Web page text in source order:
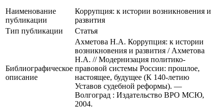
Наименование
публикации
Коррупция: к истории возникновения и
развития
Тип публикации
Статья
Библиографическое
описание
Ахметова Н.А. Коррупция: к истории
возникновения и развития / Ахметова
Н.А. // Модернизация политико-
правовой системы России: прошлое,
настоящее, будущее (К 140-летию
Уставов судебной реформы). —
Волгоград : Издательство ВРО МСЮ,
2004.